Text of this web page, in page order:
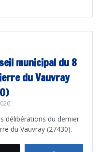
municipal du 8
du Vauvray
délibérations du dernier
du Vauvray (27430).